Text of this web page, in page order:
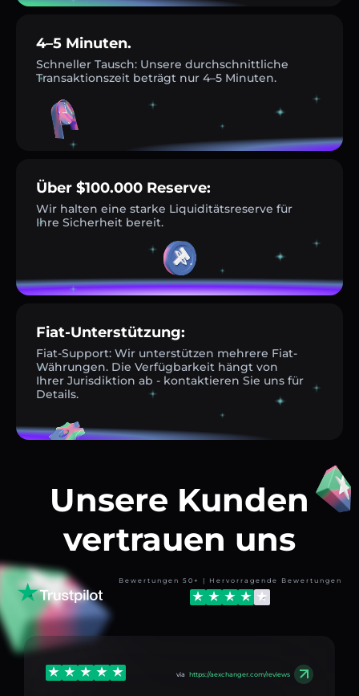
4–5 Minuten.
Schneller Tausch: Unsere durchschnittliche
Transaktionszeit beträgt nur 4–5 Minuten.
Über $100.000 Reserve:
Wir halten eine starke Liquiditätsreserve für
Ihre Sicherheit bereit.
Fiat-Unterstützung:
Fiat-Support: Wir unterstützen mehrere Fiat-
Währungen. Die Verfügbarkeit hängt von
Ihrer Jurisdiktion ab - kontaktieren Sie uns für
Details.
Unsere Kunden
vertrauen uns
Bewertungen 50+ | Hervorragende Bewertungen
via https://aexchanger.com/reviews